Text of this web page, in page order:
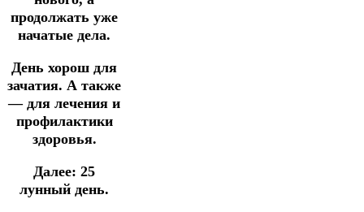
продолжать уже
начатые дела.
День хорош для
зачатия. А также
— для лечения и
профилактики
здоровья.
Далее: 25
лунный день.